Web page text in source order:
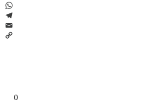
LinkedIn
WhatsApp
Telegram
Email
0